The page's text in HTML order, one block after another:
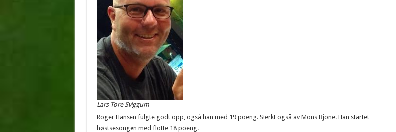
Lars Tore Sviggum
Roger Hansen fulgte godt opp, også han med 19 poeng. Sterkt også av Mons Bjone. Han startet
høstsesongen med flotte 18 poeng.